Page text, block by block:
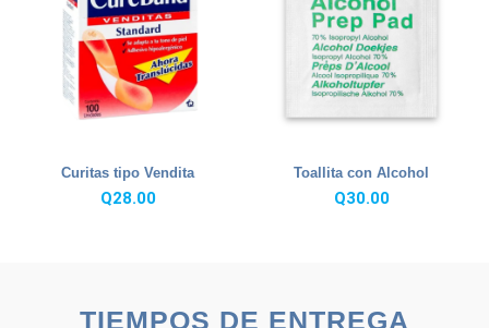
Curitas tipo Vendita
Q28.00
Toallita con Alcohol
Q30.00
TIEMPOS DE ENTREGA